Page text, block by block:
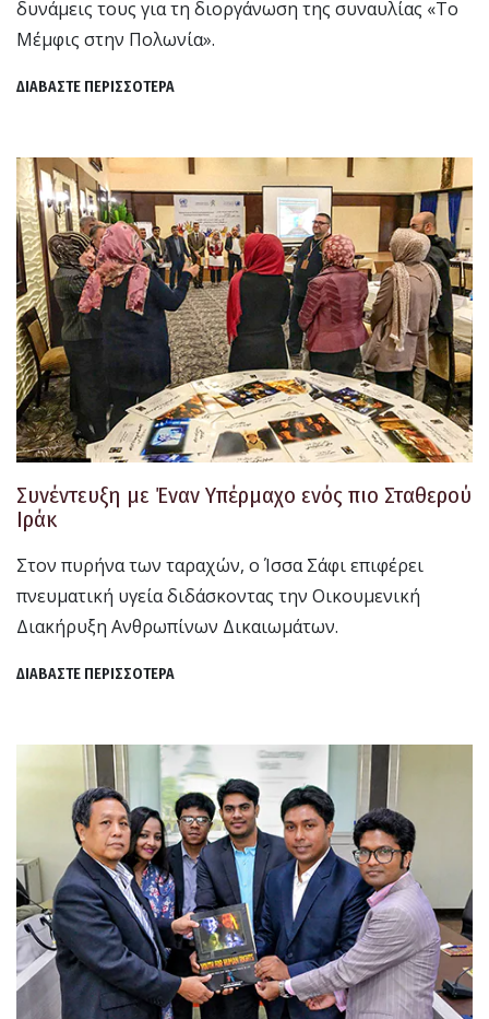
δυνάμεις τους για τη διοργάνωση της συναυλίας «Το
Μέμφις στην Πολωνία».
ΔΙΑΒΑΣΤΕ ΠΕΡΙΣΣΟΤΕΡΑ
Συνέντευξη με Έναν Υπέρμαχο ενός πιο Σταθερού
Ιράκ
Στον πυρήνα των ταραχών, ο Ίσσα Σάφι επιφέρει
πνευματική υγεία διδάσκοντας την Οικουμενική
Διακήρυξη Ανθρωπίνων Δικαιωμάτων.
ΔΙΑΒΑΣΤΕ ΠΕΡΙΣΣΟΤΕΡΑ